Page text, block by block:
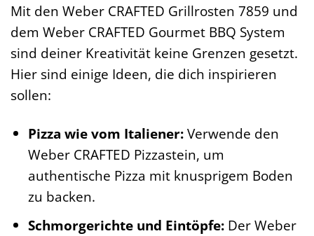
Mit den Weber CRAFTED Grillrosten 7859 und
dem Weber CRAFTED Gourmet BBQ System
sind deiner Kreativität keine Grenzen gesetzt.
Hier sind einige Ideen, die dich inspirieren
sollen:
Pizza wie vom Italiener:Verwende den
Weber CRAFTED Pizzastein, um
authentische Pizza mit knusprigem Boden
zu backen.
Schmorgerichte und Eintöpfe:Der Weber